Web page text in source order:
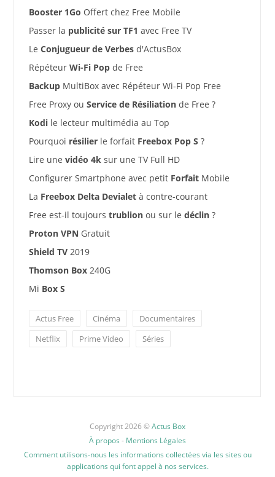
Booster 1Go Offert chez Free Mobile
Passer la publicité sur TF1 avec Free TV
Le Conjugueur de Verbesd'ActusBox
Répéteur Wi-Fi Popde Free
BackupMultiBox avec Répéteur Wi-Fi Pop Free
Free Proxy ou Service de Résiliationde Free ?
Kodile lecteur multimédia au Top
Pourquoi résilierle forfait Freebox Pop S ?
Lire une vidéo 4ksur une TV Full HD
Configurer Smartphone avec petit ForfaitMobile
La Freebox Delta Devialetà contre-courant
Free est-il toujours trublionou sur le déclin?
Proton VPN Gratuit
Shield TV2019
Thomson Box240G
Mi Box S
Actus Free Cinéma
Documentaires
Netflix
Prime Video Séries
Copyright 2026 ©Actus Box
À propos - Mentions Légales
Comment utilisons-nous les informations collectées via les sites ou
applications qui font appel à nos services.